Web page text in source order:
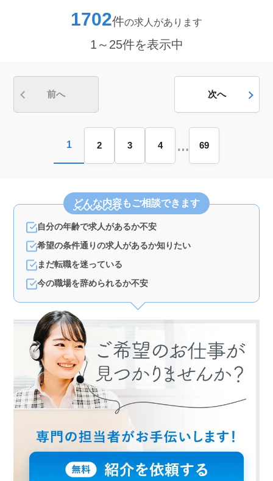
しい職場環境＞ 50代、60代の採用実績が豊富で、シニ
ア層が活躍している職場です。年齢を重ねた方でも働き
す。長期的なキャリアを考えている方にもおすすめで
1702件の求人があります
1～25件を表示中
前へ 次へ
1 2 3 4 … 69
どんな内容もご相談できます
自分の年齢で求人があるか不安
希望の条件通りの求人があるか知りたい
まだ転職を迷っている
今の職場を辞められるか不安